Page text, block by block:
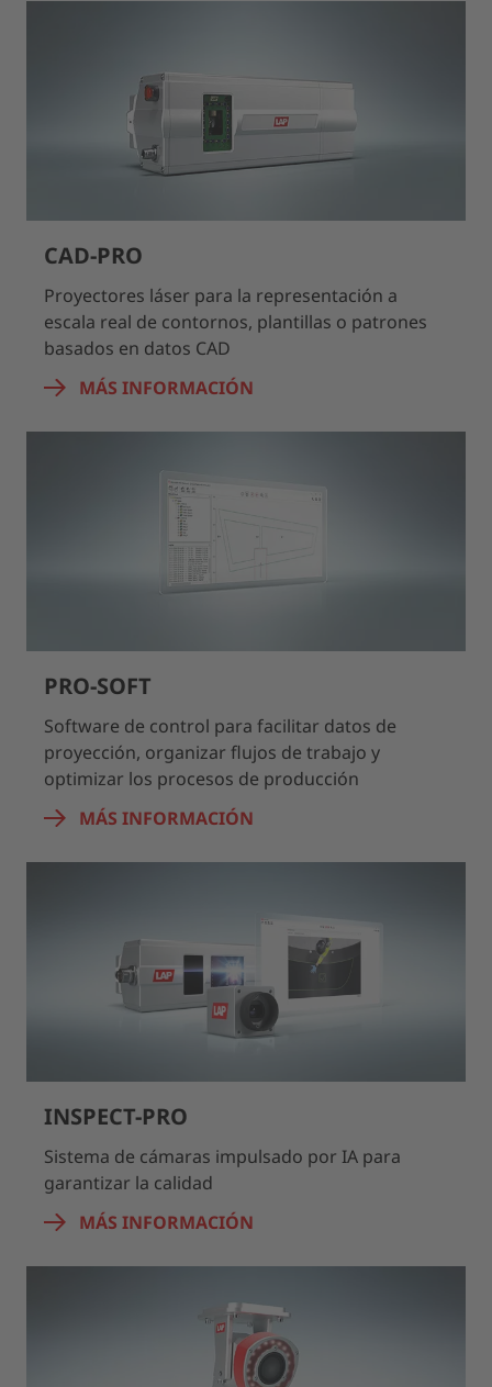
CAD-PRO
Proyectores láser para la representación a
escala real de contornos, plantillas o patrones
basados en datos CAD
MÁS INFORMACIÓN
PRO-SOFT
Software de control para facilitar datos de
proyección, organizar flujos de trabajo y
optimizar los procesos de producción
MÁS INFORMACIÓN
INSPECT-PRO
Sistema de cámaras impulsado por IA para
garantizar la calidad
MÁS INFORMACIÓN